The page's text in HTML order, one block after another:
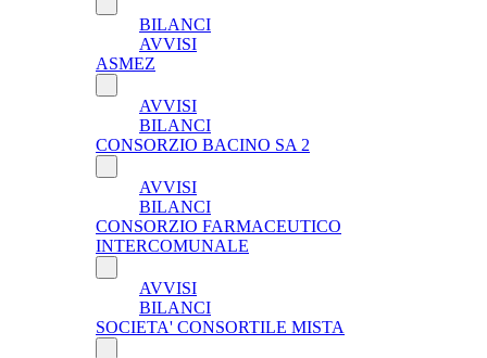
BILANCI
AVVISI
ASMEZ
AVVISI
BILANCI
CONSORZIO BACINO SA 2
AVVISI
BILANCI
CONSORZIO FARMACEUTICO
INTERCOMUNALE
AVVISI
BILANCI
SOCIETA' CONSORTILE MISTA